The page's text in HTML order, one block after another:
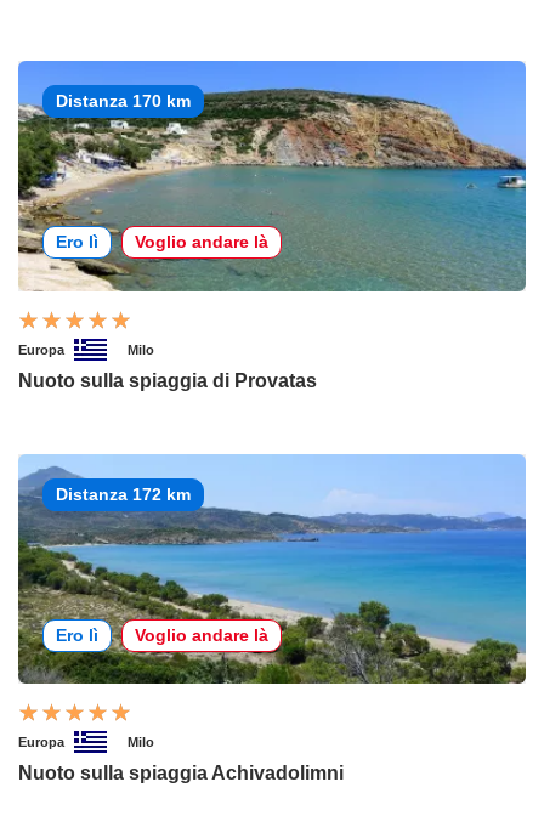
Distanza 170 km
Ero lì Voglio andare là
Europa Milo
Nuoto sulla spiaggia di Provatas
Distanza 172 km
Ero lì Voglio andare là
Europa Milo
Nuoto sulla spiaggia Achivadolimni